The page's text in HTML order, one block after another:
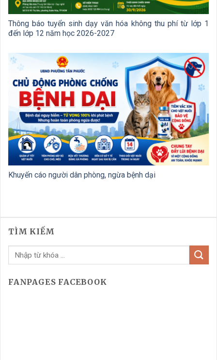
Thông báo tuyển sinh dạy văn hóa không thu phí từ lớp 1
đến lớp 12 năm học 2026-2027
Khuyến cáo người dân phòng, ngừa bệnh dại
TÌM KIẾM
FANPAGES FACEBOOK